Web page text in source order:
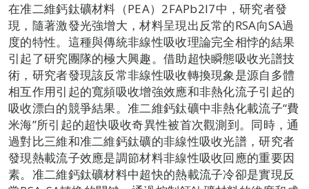
在准二維鈣鈦礦材料（PEA）2FAPb2I7中，研究者發
現，隨著激發光強增大，材料呈現出反常的RSA向SA過
度的特性。這種與傳統非線性吸收理論完全相悖的結果
引起了研究團隊的極大興趣。借助超快瞬態吸收光譜技
術，研究者發現該反常非線性吸收轉換現象是源自多體
相互作用引起的寬頻吸收增強效應和非熱化流子引起的
吸收漂白的競爭結果。准二維鈣鈦礦中非熱化載流子“費
米海”所引起的超快吸收奇異性被首次觀測到。同時，通
過對比三維和准二維鈣鈦礦的非線性吸收光譜，研究者
發現熱載流子效應是調節材料非線性吸收回應的重要因
素。准二維鈣鈦礦材料中超快的熱載流子冷卻是實現反